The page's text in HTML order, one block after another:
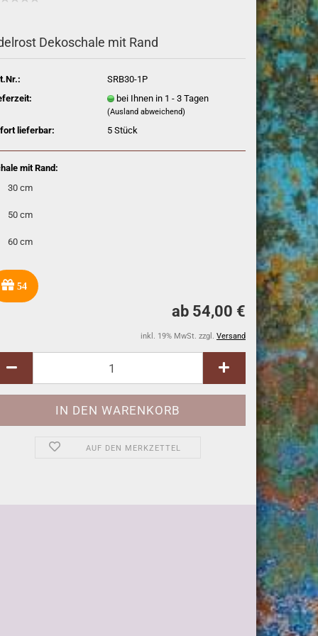
Dekoschale mit Rand
SRB30-1P
bei Ihnen in 1 - 3 Tagen
(Ausland abweichend)
lieferbar: 5 Stück
mit Rand:
30 cm
50 cm
60 cm
54
ab 54,00 €
inkl. 19% MwSt. zzgl. Versand
AUF DEN MERKZETTEL